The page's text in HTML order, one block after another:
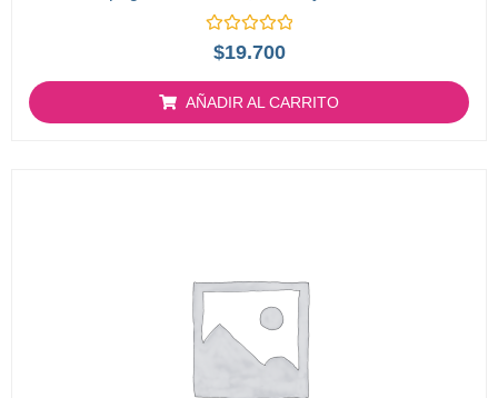
Valorado
con
5
$19.700
AÑADIR AL CARRITO